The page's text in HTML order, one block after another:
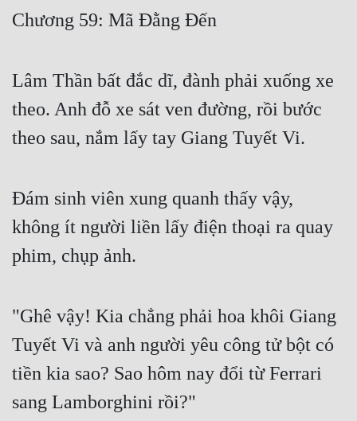
Free
Truyện Convert
Truyện Dịch
Truyện Nhập Môn
Xa Lộ Dịch
Cung Đấu
Cổ Đại
Chương 59: Mã Đằng Đến
Lâm Thần bất đắc dĩ, đành phải xuống xe
theo. Anh đỗ xe sát ven đường, rồi bước
theo sau, nắm lấy tay Giang Tuyết Vi.
Đám sinh viên xung quanh thấy vậy,
không ít người liền lấy điện thoại ra quay
phim, chụp ảnh.
"Ghê vậy! Kia chẳng phải hoa khôi Giang
Tuyết Vi và anh người yêu công tử bột có
tiền kia sao? Sao hôm nay đổi từ Ferrari
sang Lamborghini rồi?"